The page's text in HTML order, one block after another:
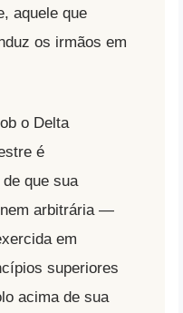
aquele que
os irmãos em
o Delta
é
que sua
arbitrária —
em
superiores
acima de sua